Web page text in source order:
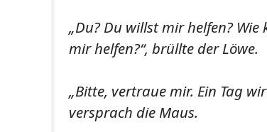
„Du? Du willst mir helfen?
mir helfen?“, brüllte der Löwe.
„Bitte, vertraue mir. Ein Tag
versprach die Maus.